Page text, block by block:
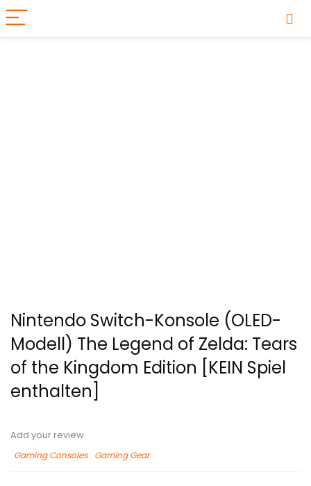
Nintendo Switch-Konsole (OLED-
Modell) The Legend of Zelda: Tears
of the Kingdom Edition [KEIN Spiel
enthalten]
Add your review
Gaming Consoles
Gaming Gear